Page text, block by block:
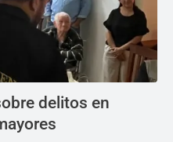
delitos en